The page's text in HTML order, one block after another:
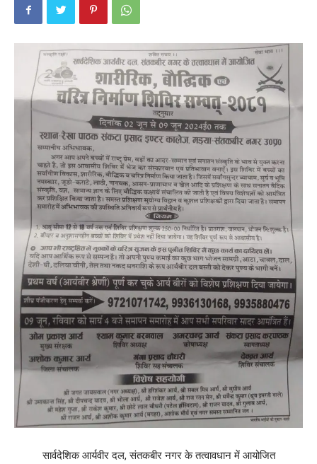
सार्वदेशिक आर्यवीर दल, संतकबीर नगर के तत्वावधान में आयोजित